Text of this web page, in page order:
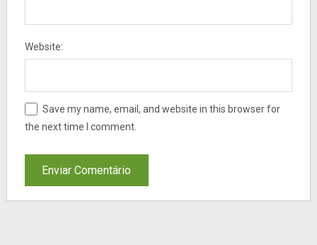
Website:
Save my name, email, and website in this browser for
the next time I comment.